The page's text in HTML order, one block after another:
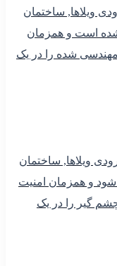
ویلاها, ساختمان
است و همزمان
شده را در یک
ویلاها, ساختمان
و همزمان امنیت
گیر را در یک